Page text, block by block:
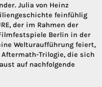
Julia von Heinz
feinfühlig
der im Rahmen der
Berlin in der
Welturaufführung feiert,
Trilogie, die sich
auf nachfolgende